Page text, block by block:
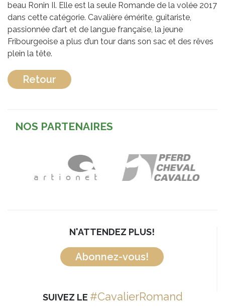
beau Ronin II. Elle est la seule Romande de la volée 2017
dans cette catégorie. Cavalière émérite, guitariste,
passionnée d’art et de langue française, la jeune
Fribourgeoise a plus d’un tour dans son sac et des rêves
plein la tête.
Retour
NOS PARTENAIRES
N'ATTENDEZ PLUS!
Abonnez-vous!
SUIVEZ LE #CavalierRomand